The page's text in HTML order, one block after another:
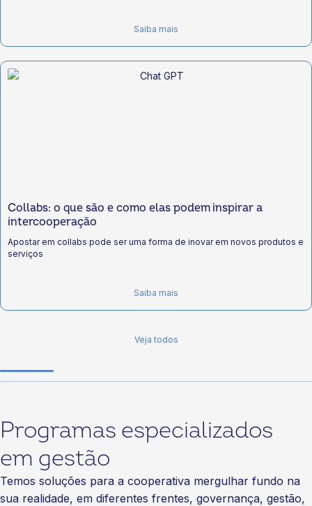
Saiba mais
Collabs: o que são e como elas podem inspirar a
intercooperação
Apostar em collabs pode ser uma forma de inovar em novos produtos e
serviços
Saiba mais
Veja todos
Programas especializados
em gestão
Temos soluções para a cooperativa mergulhar fundo na
sua realidade, em diferentes frentes, governança, gestão,